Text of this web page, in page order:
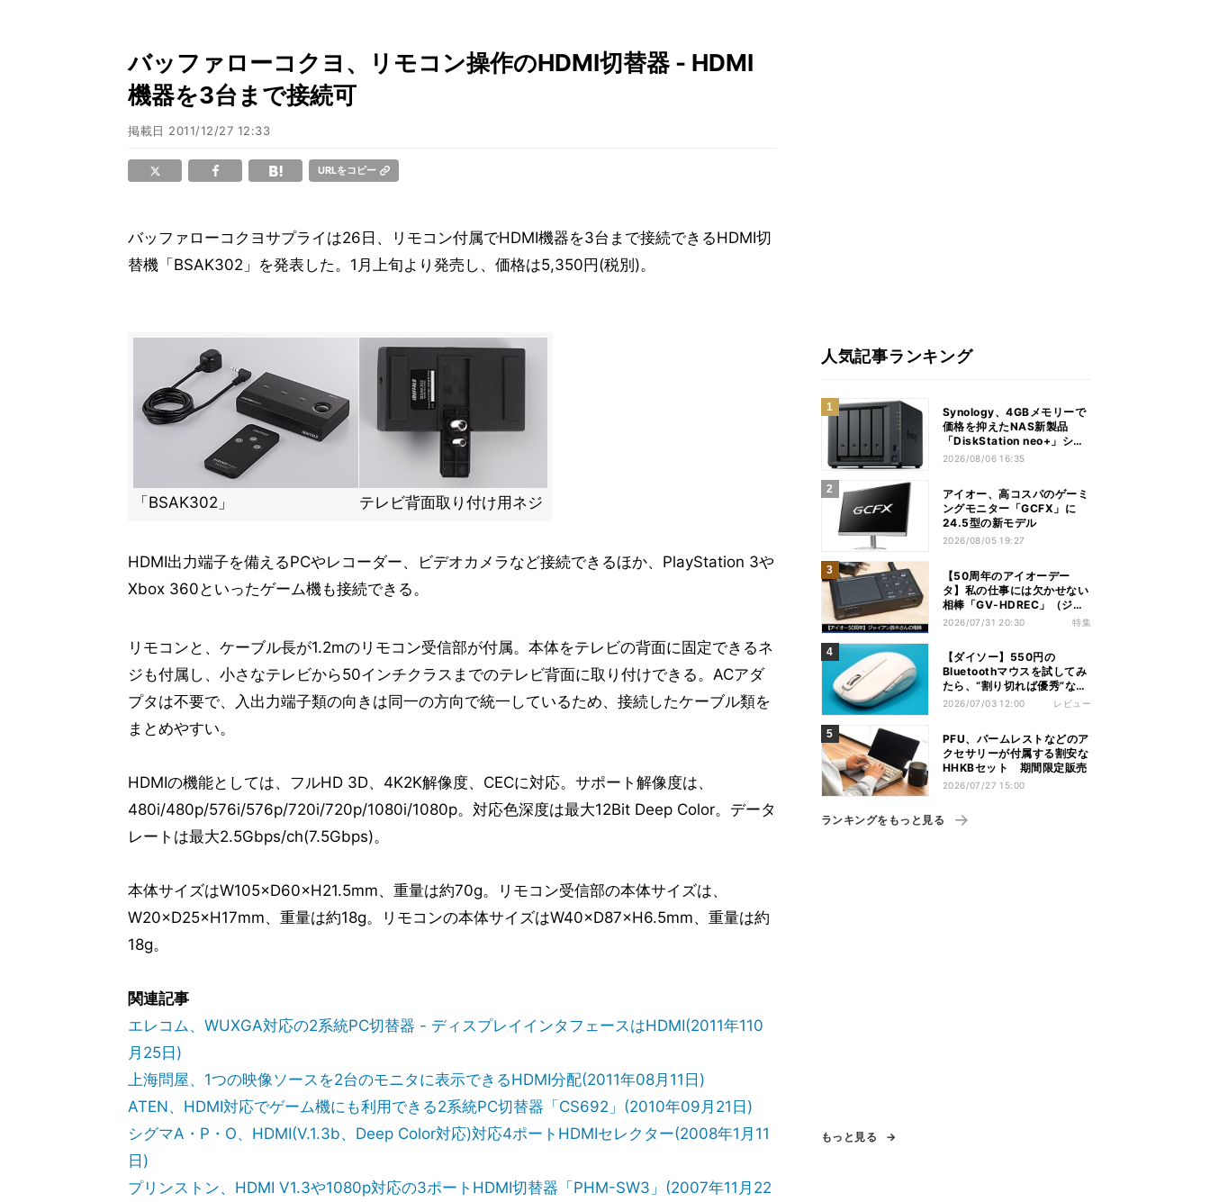
バッファローコクヨ、リモコン操作のHDMI切替器 - HDMI
機器を3台まで接続可
掲載日 2011/12/27 12:33
URLをコピー
バッファローコクヨサプライは26日、リモコン付属でHDMI機器を3台まで接続できるHDMI切
替機「BSAK302」を発表した。1月上旬より発売し、価格は5,350円(税別)。
「BSAK302」 テレビ背面取り付け用ネジ
HDMI出力端子を備えるPCやレコーダー、ビデオカメラなど接続できるほか、PlayStation 3や
Xbox 360といったゲーム機も接続できる。
リモコンと、ケーブル長が1.2mのリモコン受信部が付属。本体をテレビの背面に固定できるネ
ジも付属し、小さなテレビから50インチクラスまでのテレビ背面に取り付けできる。ACアダ
プタは不要で、入出力端子類の向きは同一の方向で統一しているため、接続したケーブル類を
まとめやすい。
HDMIの機能としては、フルHD 3D、4K2K解像度、CECに対応。サポート解像度は、
480i/480p/576i/576p/720i/720p/1080i/1080p。対応色深度は最大12Bit Deep Color。データ
レートは最大2.5Gbps/ch(7.5Gbps)。
本体サイズはW105×D60×H21.5mm、重量は約70g。リモコン受信部の本体サイズは、
W20×D25×H17mm、重量は約18g。リモコンの本体サイズはW40×D87×H6.5mm、重量は約
18g。
関連記事
エレコム、WUXGA対応の2系統PC切替器 - ディスプレイインタフェースはHDMI(2011年110
月25日)
上海問屋、1つの映像ソースを2台のモニタに表示できるHDMI分配(2011年08月11日)
ATEN、HDMI対応でゲーム機にも利用できる2系統PC切替器「CS692」(2010年09月21日)
シグマA・P・O、HDMI(V.1.3b、Deep Color対応)対応4ポートHDMIセレクター(2008年1月11
日)
プリンストン、HDMI V1.3や1080p対応の3ポートHDMI切替器「PHM-SW3」(2007年11月22
人気記事ランキング
Synology、4GBメモリーで
価格を抑えたNAS新製品
「DiskStation neo+」シリ
ーズ
2026/08/06 16:35
アイオー、高コスパのゲーミ
ングモニター「GCFX」に
24.5型の新モデル
2026/08/05 19:27
【50周年のアイオーデー
タ】私の仕事には欠かせない
相棒「GV-HDREC」（ジャ
イアン鈴木さん）
2026/07/31 20:30 特集
【ダイソー】550円の
Bluetoothマウスを試してみ
たら、“割り切れば優秀”な1
台だった
2026/07/03 12:00 レビュー
PFU、パームレストなどのア
クセサリーが付属する割安な
HHKBセット 期間限定販売
2026/07/27 15:00
ランキングをもっと見る
もっと見る